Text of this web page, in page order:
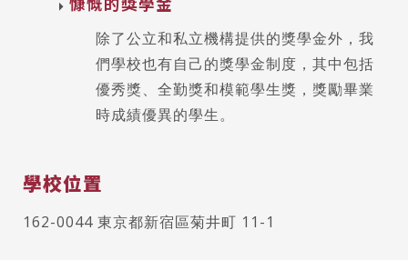
除了公立和私立機構提供的獎學金外，我
們學校也有自己的獎學金制度，其中包括
優秀獎、全勤獎和模範學生獎，獎勵畢業
時成績優異的學生。
學校位置
162-0044 東京都新宿區菊井町 11-1